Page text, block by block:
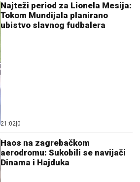
Najteži period za Lionela Mesija:
Tokom Mundijala planirano
ubistvo slavnog fudbalera
21:02 0
Haos na zagrebačkom
aerodromu: Sukobili se navijači
Dinama i Hajduka